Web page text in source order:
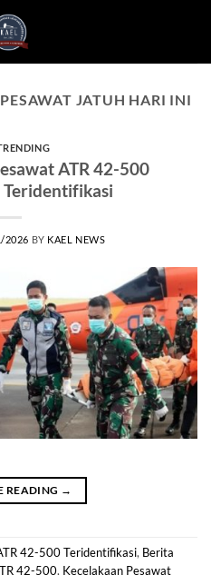
JATUH HARI INI
ATR 42-500
2026 BY KAEL NEWS
READING →
42-500 Teridentifikasi, Berita
42-500, Kecelakaan Pesawat